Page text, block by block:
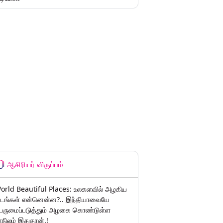
ஆசிரியர் விருப்பம்
Beautiful Places: உலகளவில் அழகிய
என்னென்ன?.. இந்தியாவையே
அழகை கொண்டுள்ள
இதுதான்.!